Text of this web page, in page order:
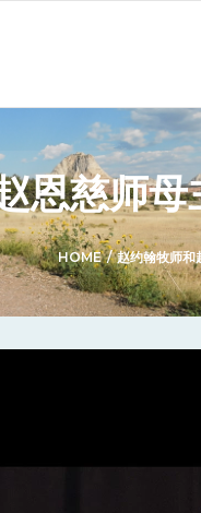
恩慈师
HOME/赵约翰牧师和